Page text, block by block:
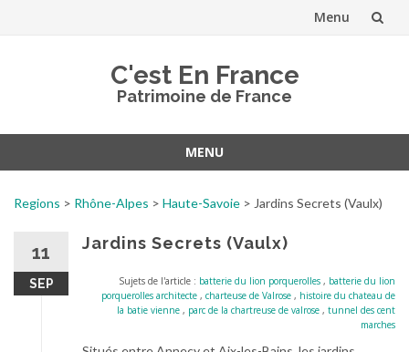
Menu
C'est En France
Patrimoine de France
MENU
Regions > Rhône-Alpes > Haute-Savoie > Jardins Secrets (Vaulx)
11
SEP
Jardins Secrets (Vaulx)
Sujets de l'article : batterie du lion porquerolles , batterie du lion
porquerolles architecte , charteuse de Valrose , histoire du chateau de
la batie vienne , parc de la chartreuse de valrose , tunnel des cent
marches